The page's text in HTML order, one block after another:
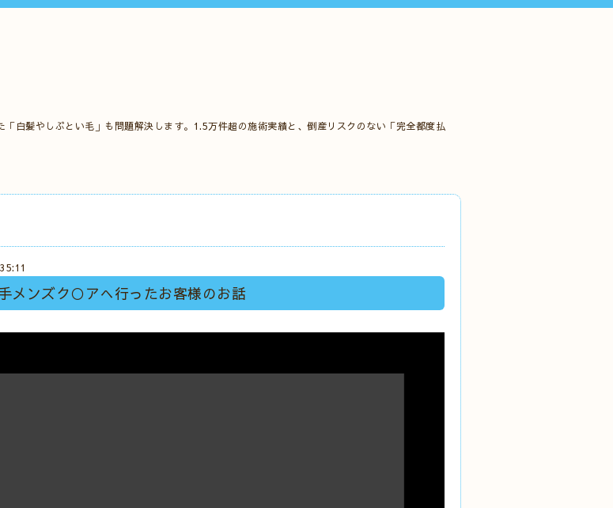
白髪やしぶとい毛」も問題解決します。1.5万件超の施術実績と、倒産リスクのない「完全都度払
メンズク○アへ行ったお客様のお話